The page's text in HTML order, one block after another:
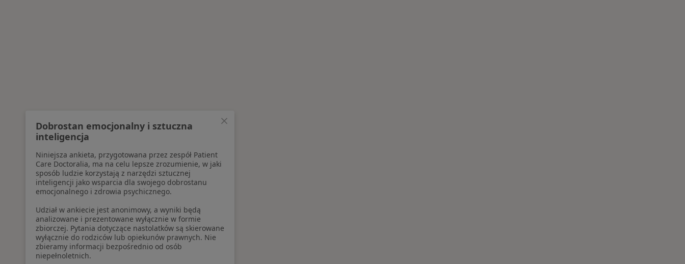
Dobrostan emocjonalny i sztuczna
inteligencja
Niniejsza ankieta, przygotowana przez zespół Patient
Care Doctoralia, ma na celu lepsze zrozumienie, w jaki
sposób ludzie korzystają z narzędzi sztucznej
inteligencji jako wsparcia dla swojego dobrostanu
emocjonalnego i zdrowia psychicznego.
Udział w ankiecie jest anonimowy, a wyniki będą
analizowane i prezentowane wyłącznie w formie
zbiorczej. Pytania dotyczące nastolatków są skierowane
wyłącznie do rodziców lub opiekunów prawnych. Nie
zbieramy informacji bezpośrednio od osób
niepełnoletnich.